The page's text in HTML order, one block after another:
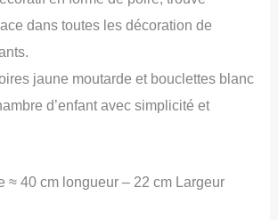
dans toutes les décoration de
jaune moutarde et bouclettes blanc
d’enfant avec simplicité et
≈ 40 cm longueur – 22 cm Largeur